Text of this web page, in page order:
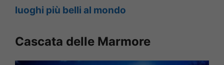
luoghi più belli al mondo
Cascata delle Marmore